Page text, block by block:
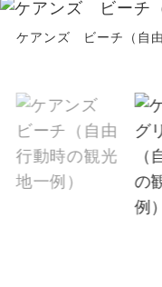
ケアンズ ビーチ（自由
支払いが必要と
大人（12歳以上
※手配の都合によ
す。
【その他諸税追
国際観光旅客税
大人（12歳以上
全食事付き
お部屋食